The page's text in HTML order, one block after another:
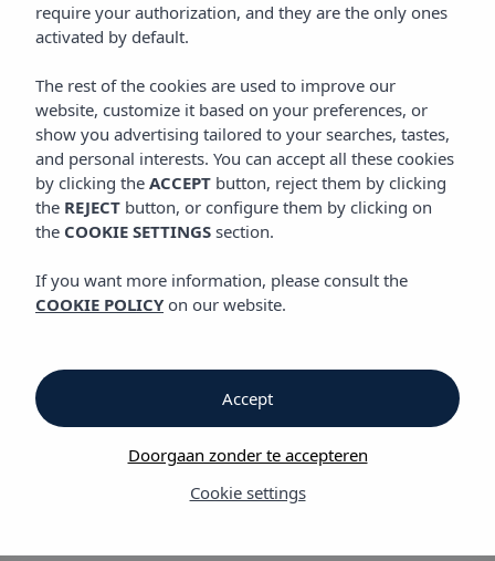
Home Menorca
Ciutadella
Vibra Caleta Playa Appartementen
GASTRONOMY
Gastronomy
Gastronomy
een prachtig uitzicht op de ruime tuinen van het hotel. Daar
bieden we een uitgebreide ontbijtservice aan met heerlijke
voorstellen om je dag vol energie te beginnen. In hetzelfde
restaurant kun je ook genieten van het dinerbuffet met een
specialiteiten van het eiland Menorca. Vibra Caleta Playa
require your authorization, and they are the only ones
activated by default.
The rest of the cookies are used to improve our
website, customize it based on your preferences, or
show you advertising tailored to your searches, tastes,
and personal interests. You can accept all these cookies
by clicking the ACCEPT button, reject them by clicking
the REJECT button, or configure them by clicking on
the COOKIE SETTINGS section.
If you want more information, please consult the
COOKIE POLICY on our website.
Cookie settings
Doorgaan zonder te accepteren
Accept